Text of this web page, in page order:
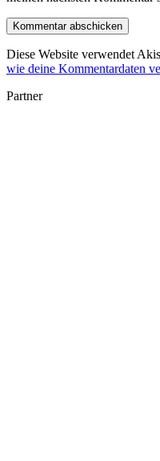
Diese Website verwendet
wie deine Kommentardaten
Partner